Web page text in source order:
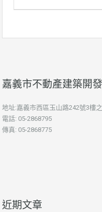
嘉義市不動產建築開
地址:嘉義市西區玉山路242號3樓
電話: 05-2868795
傳真: 05-2868775
近期文章